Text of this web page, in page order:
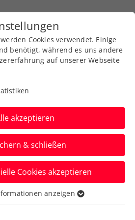
Kitzbühel:
Sieg für
Kitz-Debüt,
weiter
es ebenfalls das erste
beim ATP-250-
Cookies verwendet. Einige
benötigt, während es uns andere
auf unserer Webseite
akzeptieren
& schließen
Cookies akzeptieren
für grundlegende
anzeigen